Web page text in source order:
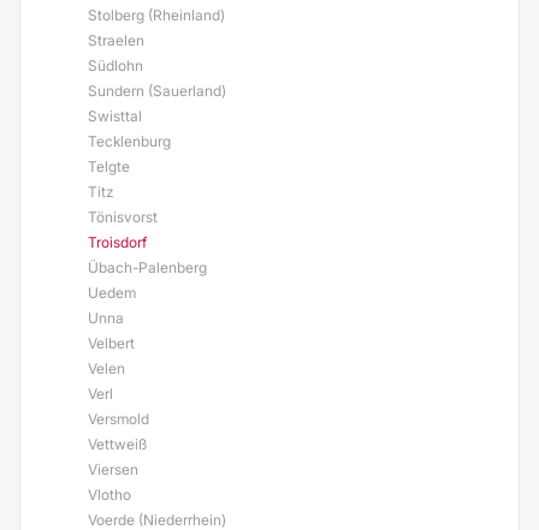
Stolberg (Rheinland)
Straelen
Südlohn
Sundern (Sauerland)
Swisttal
Tecklenburg
Telgte
Titz
Tönisvorst
Troisdorf
Übach-Palenberg
Uedem
Unna
Velbert
Velen
Verl
Versmold
Vettweiß
Viersen
Vlotho
Voerde (Niederrhein)